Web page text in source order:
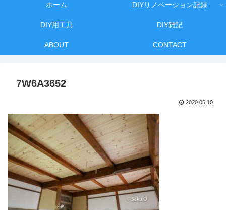
ホーム DIYリノベーション記録
DIY用工具 DIY雑記
ABOUT CONTACT
7W6A3652
2020.05.10